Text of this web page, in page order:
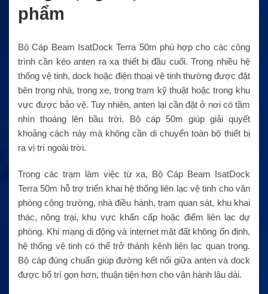
phẩm
Bộ Cáp Beam IsatDock Terra 50m phù hợp cho các công
trình cần kéo anten ra xa thiết bị đầu cuối. Trong nhiều hệ
thống vệ tinh, dock hoặc điện thoại vệ tinh thường được đặt
bên trong nhà, trong xe, trong trạm kỹ thuật hoặc trong khu
vực được bảo vệ. Tuy nhiên, anten lại cần đặt ở nơi có tầm
nhìn thoáng lên bầu trời. Bộ cáp 50m giúp giải quyết
khoảng cách này mà không cần di chuyển toàn bộ thiết bị
ra vị trí ngoài trời.
Trong các trạm làm việc từ xa, Bộ Cáp Beam IsatDock
Terra 50m hỗ trợ triển khai hệ thống liên lạc vệ tinh cho văn
phòng công trường, nhà điều hành, trạm quan sát, khu khai
thác, nông trại, khu vực khẩn cấp hoặc điểm liên lạc dự
phòng. Khi mạng di động và internet mặt đất không ổn định,
hệ thống vệ tinh có thể trở thành kênh liên lạc quan trọng.
Bộ cáp đúng chuẩn giúp đường kết nối giữa anten và dock
được bố trí gọn hơn, thuận tiện hơn cho vận hành lâu dài.